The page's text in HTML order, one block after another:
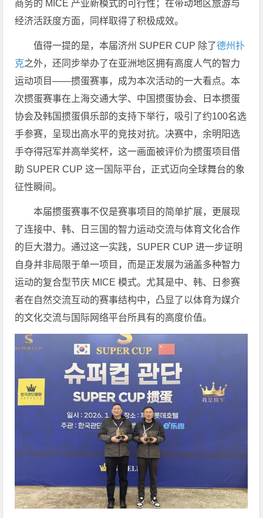
商务的 MICE 产业新模式的可行性；在带动地区旅游与
经济活跃度方面，同样取得了积极成效。
值得一提的是，本届济州 SUPER CUP 除了德州扑
克之外，还同步举办了在亚洲地区拥有高度人气的智力
运动项目——掼蛋赛事，成为本次活动的一大看点。本
次掼蛋赛事在上海交通大学、中国掼蛋协会、日本掼蛋
协会及韩国掼蛋俱乐部的支持下举行，吸引了约100名选
手参赛，呈现出高水平的竞技对抗。决赛中，余明阳选
手夺得冠军并高举奖杯，这一画面被评价为掼蛋项目借
助 SUPER CUP 这一国际平台，正式迈向全球舞台的象
征性瞬间。
本届掼蛋赛事不仅是赛事项目的简单扩展，更展现
了连接中、韩、日三国的智力运动交流与体育文化合作
的巨大潜力。通过这一实践，SUPER CUP 进一步证明
自身并非局限于单一项目，而是正发展为涵盖多种智力
运动的复合型节庆 MICE 模式。尤其是中、韩、日参赛
者在自然交流互动的赛事结构中，凸显了以体育为媒介
的文化交流与国际网络平台所具有的高度价值。